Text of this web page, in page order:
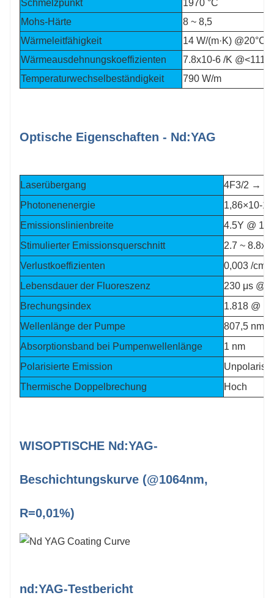
Schmelzpunkt
1970 °C
Mohs-Härte
8 ~ 8,5
Wärmeleitfähigkeit
14 W/(m·K) @20°C,
Wärmeausdehnungskoeffizienten
7.8x10-6 /K
Temperaturwechselbeständigkeit
790 W/m
Optische Eigenschaften - Nd:YAG
Laserübergang
4F3/2 →
Photonenenergie
1,86×10-
Emissionslinienbreite
4.5Y @
Stimulierter Emissionsquerschnitt
2.7 ~
Verlustkoeffizienten
0,003 /cm
Lebensdauer der Fluoreszenz
230 μs @
Brechungsindex
1.818 @
Wellenlänge der Pumpe
807,5 nm
Absorptionsband bei Pumpenwellenlänge
1 nm
Polarisierte Emission
Thermische Doppelbrechung
Hoch
WISOPTISCHE Nd:YAG-
Beschichtungskurve (@1064nm,
R=0,01%)
nd:YAG-Testbericht